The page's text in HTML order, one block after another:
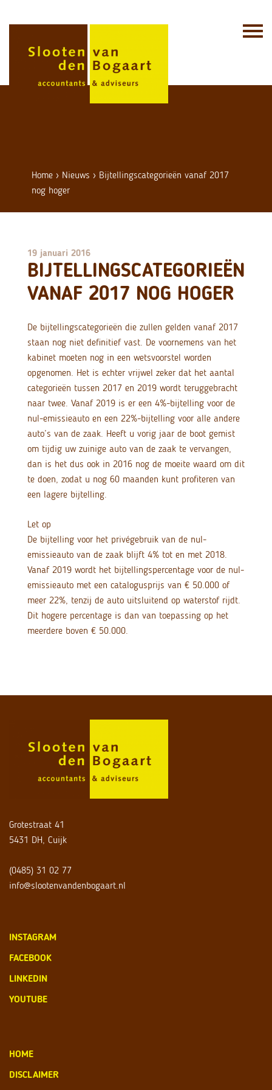
Home › Nieuws › Bijtellingscategorieën vanaf 2017
nog hoger
19 januari 2016
BIJTELLINGSCATEGORIEËN
VANAF 2017 NOG HOGER
De bijtellingscategorieën die zullen gelden vanaf 2017
staan nog niet definitief vast. De voornemens van het
kabinet moeten nog in een wetsvoorstel worden
opgenomen. Het is echter vrijwel zeker dat het aantal
categorieën tussen 2017 en 2019 wordt teruggebracht
naar twee. Vanaf 2019 is er een 4%-bijtelling voor de
nul-emissieauto en een 22%-bijtelling voor alle andere
auto’s van de zaak. Heeft u vorig jaar de boot gemist
om tijdig uw zuinige auto van de zaak te vervangen,
dan is het dus ook in 2016 nog de moeite waard om dit
te doen, zodat u nog 60 maanden kunt profiteren van
een lagere bijtelling.
Let op
De bijtelling voor het privégebruik van de nul-
emissieauto van de zaak blijft 4% tot en met 2018.
Vanaf 2019 wordt het bijtellingspercentage voor de nul-
emissieauto met een catalogusprijs van € 50.000 of
meer 22%, tenzij de auto uitsluitend op waterstof rijdt.
Dit hogere percentage is dan van toepassing op het
meerdere boven € 50.000.
Grotestraat 41
5431 DH, Cuijk
(0485) 31 02 77
info@slootenvandenbogaart.nl
INSTAGRAM
FACEBOOK
LINKEDIN
YOUTUBE
HOME
DISCLAIMER